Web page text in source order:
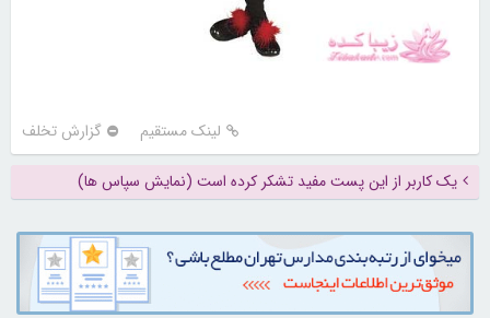
لینک مستقیم گزارش تخلف
یک کاربر از این پست مفید تشکر کرده است (نمایش سپاس ها)